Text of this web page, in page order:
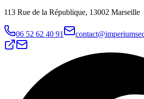
113 Rue de la République, 13002 Marseille
06 52 62 40 91